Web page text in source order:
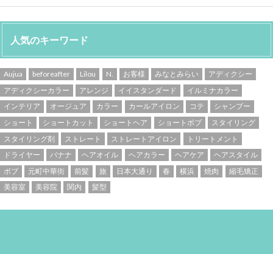
人気のキーワード
Aujua beforeafter Lilou N. お客様 みなとみらい
アディクシー
アディクシーカラー
アレンジ イイスタンダード
イルミナカラー
インテリア
オージュア カラー カールアイロン コテ
シャンプー
ショート
ショートカット ショートヘア ショートボブ
スタイリング
スタイリング剤
ストレート ストレートアイロン
トリートメント
ドライヤー
バナナ ヘアオイル ヘアカラー ヘアケア
ヘアスタイル
ボブ
元町中華街 前髪 旅 日本大通り 春 横浜 焼肉
縮毛矯正
美容室
美容院 関内 髪型